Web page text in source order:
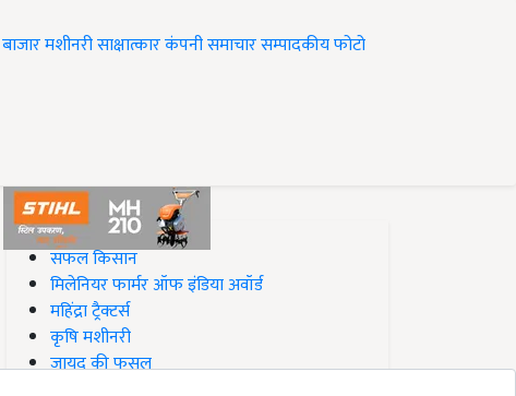
बाजारमशीनरीसाक्षात्कारकंपनी समाचारसम्पादकीयफोटो
#Top on Krishi Jagran
सफल किसान
मिलेनियर फार्मर ऑफ इंडिया अवॉर्ड
महिंद्रा ट्रैक्टर्स
कृषि मशीनरी
जायद की फसल